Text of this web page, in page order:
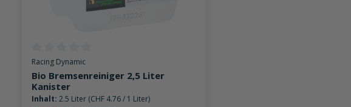
Durchschnittliche Bewertung von 0 von 5 Sternen
Racing Dynamic
Bio Bremsenreiniger 2,5 Liter
Kanister
Inhalt: 2.5 Liter (CHF 4.76 / 1 Liter)